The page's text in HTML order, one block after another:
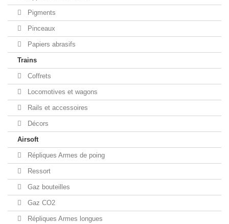
Pigments
Pinceaux
Papiers abrasifs
Trains
Coffrets
Locomotives et wagons
Rails et accessoires
Décors
Airsoft
Répliques Armes de poing
Ressort
Gaz bouteilles
Gaz CO2
Répliques Armes longues